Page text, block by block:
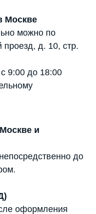
Москве
можно по
д. 10, стр.
9:00 до 18:00
и
до
оформления